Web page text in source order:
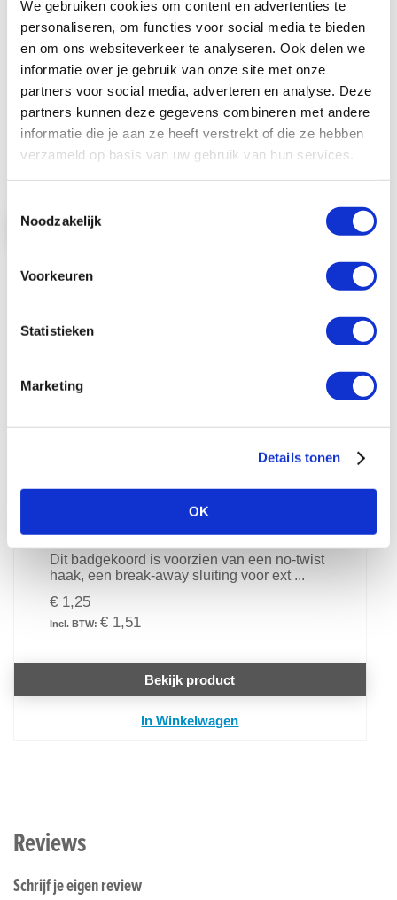
We gebruiken cookies om content en advertenties te
personaliseren, om functies voor social media te bieden
en om ons websiteverkeer te analyseren. Ook delen we
informatie over je gebruik van onze site met onze
partners voor social media, adverteren en analyse. Deze
partners kunnen deze gegevens combineren met andere
informatie die je aan ze heeft verstrekt of die ze hebben
verzameld op basis van uw gebruik van hun services.
Noodzakelijk
Voorkeuren
Statistieken
Marketing
Details tonen
OK
Badgekoord 16 mm plat bamboo
breakaway no-twist haak kleur naturel
Dit badgekoord is voorzien van een no-twist
haak, een break-away sluiting voor ext ...
€ 1,00
Badgekoord 16 mm plat antibacterieel
breakaway no-twist haak kleur blauw
Dit badgekoord is voorzien van een no-twist
haak, een break-away sluiting voor ext ...
€ 1,25
€ 1,51
Bekijk product
In Winkelwagen
Reviews
Schrijf je eigen review